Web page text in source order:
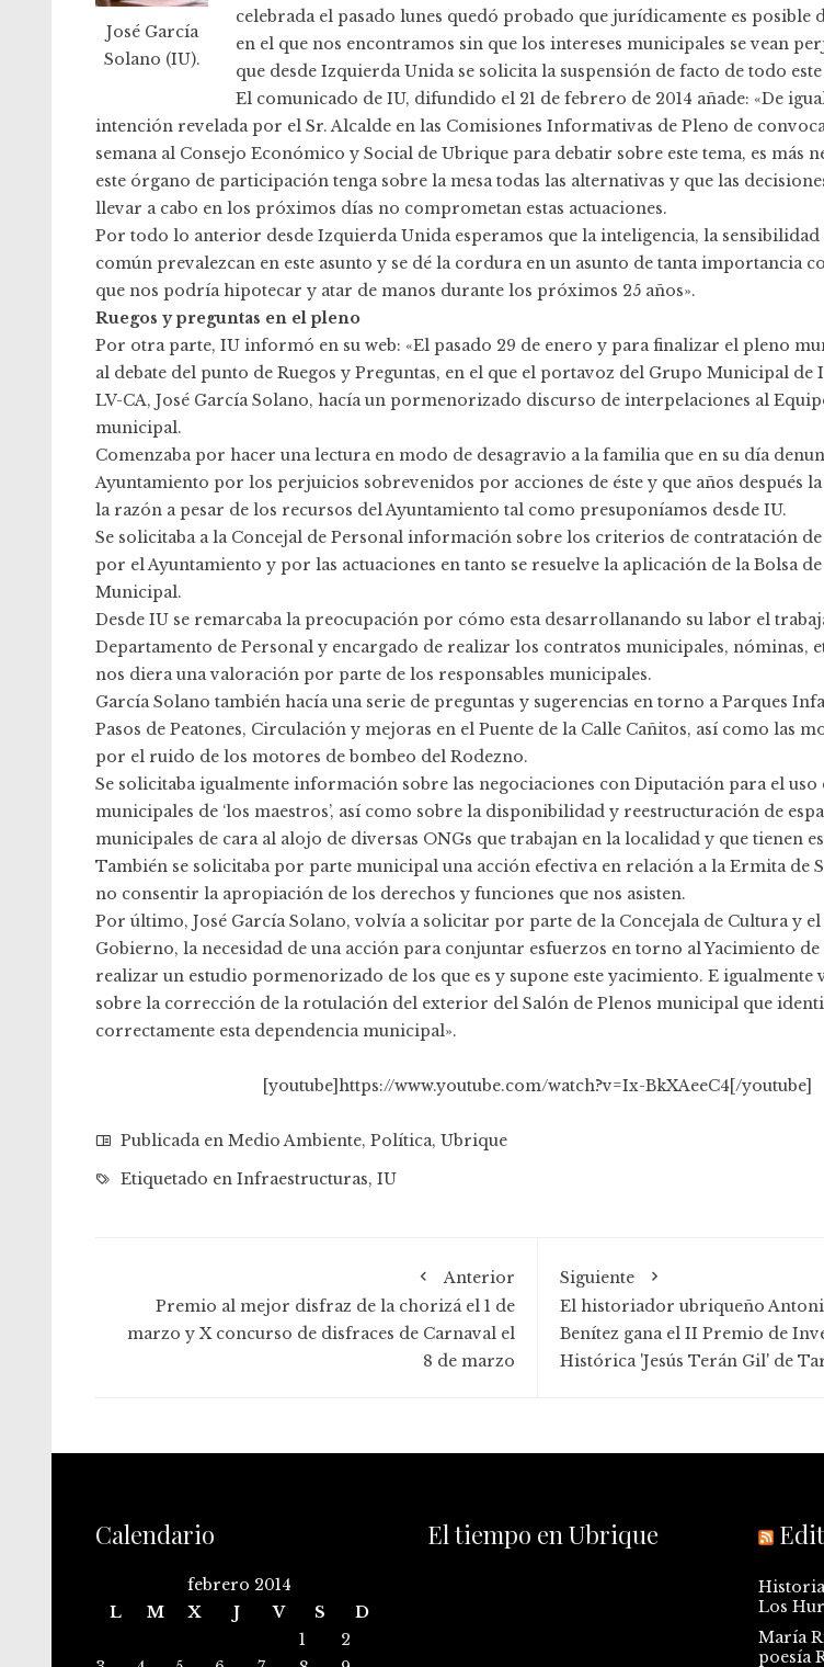
José García
Solano (IU).
celebrada el pasado lunes quedó probado que jurídicamente es posible
en el que nos encontramos sin que los intereses municipales se vean
que desde Izquierda Unida se solicita la suspensión de facto de todo
El comunicado de IU, difundido el 21 de febrero de 2014 añade: «De
intención revelada por el Sr. Alcalde en las Comisiones Informativas de Pleno de
semana al Consejo Económico y Social de Ubrique para debatir sobre este tema, es más
este órgano de participación tenga sobre la mesa todas las alternativas y que las
llevar a cabo en los próximos días no comprometan estas actuaciones.
Por todo lo anterior desde Izquierda Unida esperamos que la inteligencia, la sensibilidad
común prevalezcan en este asunto y se dé la cordura en un asunto de tanta importancia
que nos podría hipotecar y atar de manos durante los próximos 25 años».
Ruegos y preguntas en el pleno
Por otra parte, IU informó en su web: «El pasado 29 de enero y para finalizar el pleno
al debate del punto de Ruegos y Preguntas, en el que el portavoz del Grupo Municipal de
LV-CA, José García Solano, hacía un pormenorizado discurso de interpelaciones al
municipal.
Comenzaba por hacer una lectura en modo de desagravio a la familia que en su día
Ayuntamiento por los perjuicios sobrevenidos por acciones de éste y que años después
la razón a pesar de los recursos del Ayuntamiento tal como presuponíamos desde IU.
Se solicitaba a la Concejal de Personal información sobre los criterios de contratación
por el Ayuntamiento y por las actuaciones en tanto se resuelve la aplicación de la Bolsa
Municipal.
Desde IU se remarcaba la preocupación por cómo esta desarrollanando su labor el
Departamento de Personal y encargado de realizar los contratos municipales, nóminas,
nos diera una valoración por parte de los responsables municipales.
García Solano también hacía una serie de preguntas y sugerencias en torno a Parques
Pasos de Peatones, Circulación y mejoras en el Puente de la Calle Cañitos, así como las
por el ruido de los motores de bombeo del Rodezno.
Se solicitaba igualmente información sobre las negociaciones con Diputación para el uso
municipales de ‘los maestros’, así como sobre la disponibilidad y reestructuración de
municipales de cara al alojo de diversas ONGs que trabajan en la localidad y que tienen
También se solicitaba por parte municipal una acción efectiva en relación a la Ermita de
no consentir la apropiación de los derechos y funciones que nos asisten.
Por último, José García Solano, volvía a solicitar por parte de la Concejala de Cultura y
Gobierno, la necesidad de una acción para conjuntar esfuerzos en torno al Yacimiento
realizar un estudio pormenorizado de los que es y supone este yacimiento. E igualmente
sobre la corrección de la rotulación del exterior del Salón de Plenos municipal que
correctamente esta dependencia municipal».
[youtube]https://www.youtube.com/watch?v=Ix-BkXAeeC4[/youtube]
Publicada en Medio Ambiente, Política, Ubrique
Etiquetado en Infraestructuras, IU
Anterior
Premio al mejor disfraz de la chorizá el 1 de
marzo y X concurso de disfraces de Carnaval el
8 de marzo
Siguiente
El historiador ubriqueño
Benítez gana el II Premio de
Histórica 'Jesús Terán Gil' de
Calendario
febrero 2014
L
M X J V S
D
1
2
El tiempo en Ubrique
Los
María
poesía